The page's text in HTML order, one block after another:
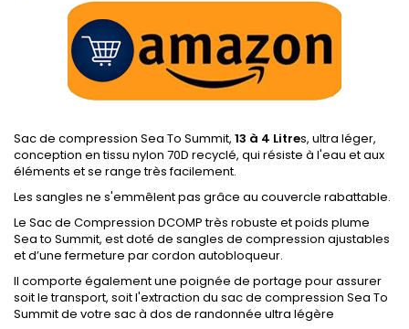
Sac de compression Sea To Summit, 13 à 4 Litres, ultra léger,
conception en tissu nylon 70D recyclé, qui résiste à l'eau et aux
éléments et se range très facilement.
Les sangles ne s'emmêlent pas grâce au couvercle rabattable.
Le Sac de Compression DCOMP très robuste et poids plume
Sea to Summit, est doté de sangles de compression ajustables
et d’une fermeture par cordon autobloqueur.
Il comporte également une poignée de portage pour assurer
soit le transport, soit l'extraction du sac de compression Sea To
Summit de votre sac à dos de randonnée ultra légère